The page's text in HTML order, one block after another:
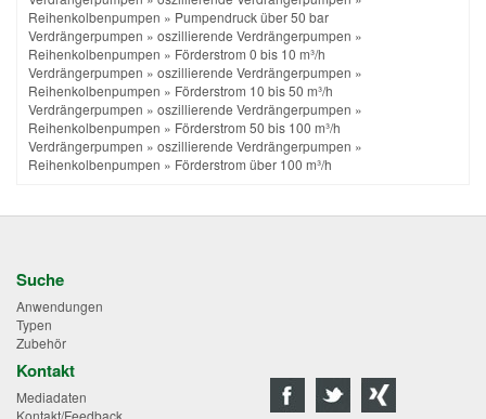
Reihenkolbenpumpen » Pumpendruck über 50 bar
Verdrängerpumpen » oszillierende Verdrängerpumpen »
Reihenkolbenpumpen » Förderstrom 0 bis 10 m³/h
Verdrängerpumpen » oszillierende Verdrängerpumpen »
Reihenkolbenpumpen » Förderstrom 10 bis 50 m³/h
Verdrängerpumpen » oszillierende Verdrängerpumpen »
Reihenkolbenpumpen » Förderstrom 50 bis 100 m³/h
Verdrängerpumpen » oszillierende Verdrängerpumpen »
Reihenkolbenpumpen » Förderstrom über 100 m³/h
Suche
Anwendungen
Typen
Zubehör
Kontakt
Mediadaten
Kontakt/Feedback